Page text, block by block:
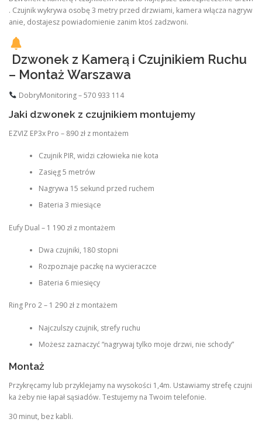
. Czujnik wykrywa osobę 3 metry przed drzwiami, kamera włącza nagryw
anie, dostajesz powiadomienie zanim ktoś zadzwoni.
Dzwonek z Kamerą i Czujnikiem Ruchu
– Montaż Warszawa
DobryMonitoring – 570 933 114
Jaki dzwonek z czujnikiem montujemy
EZVIZ EP3x Pro – 890 zł z montażem
Czujnik PIR, widzi człowieka nie kota
Zasięg 5 metrów
Nagrywa 15 sekund przed ruchem
Bateria 3 miesiące
Eufy Dual – 1 190 zł z montażem
Dwa czujniki, 180 stopni
Rozpoznaje paczkę na wycieraczce
Bateria 6 miesięcy
Ring Pro 2 – 1 290 zł z montażem
Najczulszy czujnik, strefy ruchu
Możesz zaznaczyć “nagrywaj tylko moje drzwi, nie schody”
Montaż
Przykręcamy lub przyklejamy na wysokości 1,4m. Ustawiamy strefę czujni
ka żeby nie łapał sąsiadów. Testujemy na Twoim telefonie.
30 minut, bez kabli.